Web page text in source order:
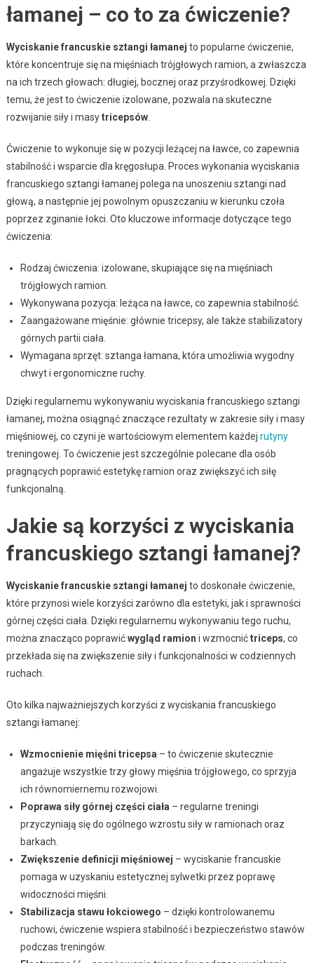
łamanej – co to za ćwiczenie?
Wyciskanie francuskie sztangi łamanej to popularne ćwiczenie,
które koncentruje się na mięśniach trójgłowych ramion, a zwłaszcza
na ich trzech głowach: długiej, bocznej oraz przyśrodkowej. Dzięki
temu, że jest to ćwiczenie izolowane, pozwala na skuteczne
rozwijanie siły i masytricepsów.
Ćwiczenie to wykonuje się w pozycji leżącej na ławce, co zapewnia
stabilność i wsparcie dla kręgosłupa. Proces wykonania wyciskania
francuskiego sztangi łamanej polega na unoszeniu sztangi nad
głową, a następnie jej powolnym opuszczaniu w kierunku czoła
poprzez zginanie łokci. Oto kluczowe informacje dotyczące tego
ćwiczenia:
Rodzaj ćwiczenia: izolowane, skupiające się na mięśniach
trójgłowych ramion.
Wykonywana pozycja: leżąca na ławce, co zapewnia stabilność.
Zaangażowane mięśnie: głównie tricepsy, ale także stabilizatory
górnych partii ciała.
Wymagana sprzęt: sztanga łamana, która umożliwia wygodny
chwyt i ergonomiczne ruchy.
Dzięki regularnemu wykonywaniu wyciskania francuskiego sztangi
łamanej, można osiągnąć znaczące rezultaty w zakresie siły i masy
mięśniowej, co czyni je wartościowym elementem każdej rutyny
treningowej. To ćwiczenie jest szczególnie polecane dla osób
pragnących poprawić estetykę ramion oraz zwiększyć ich siłę
funkcjonalną.
Jakie są korzyści z wyciskania
francuskiego sztangi łamanej?
Wyciskanie francuskie sztangi łamanej to doskonałe ćwiczenie,
które przynosi wiele korzyści zarówno dla estetyki, jak i sprawności
górnej części ciała. Dzięki regularnemu wykonywaniu tego ruchu,
można znacząco poprawićwygląd ramion i wzmocnićtriceps, co
przekłada się na zwiększenie siły i funkcjonalności w codziennych
ruchach.
Oto kilka najważniejszych korzyści z wyciskania francuskiego
sztangi łamanej:
Wzmocnienie mięśni tricepsa – to ćwiczenie skutecznie
angażuje wszystkie trzy głowy mięśnia trójgłowego, co sprzyja
ich równomiernemu rozwojowi.
Poprawa siły górnej części ciała – regularne treningi
przyczyniają się do ogólnego wzrostu siły w ramionach oraz
barkach.
Zwiększenie definicji mięśniowej – wyciskanie francuskie
pomaga w uzyskaniu estetycznej sylwetki przez poprawę
widoczności mięśni.
Stabilizacja stawu łokciowego – dzięki kontrolowanemu
ruchowi, ćwiczenie wspiera stabilność i bezpieczeństwo stawów
podczas treningów.